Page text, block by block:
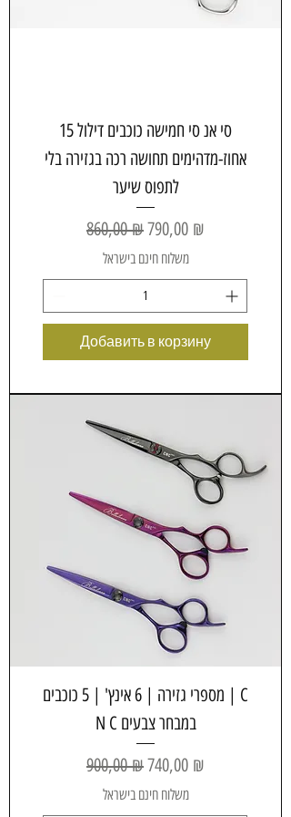
סי אנ סי חמישה כוכבים דילול 15
אחוז-מדהימים תחושה רכה בגזירה בלי
לתפוס שיער
Обычная цена
860,00 ₪Цена со скидкой
790,00 ₪
משלוח חינם בישראל
Добавить в корзину
מספרי גזירה | 6 אינץ' | 5 כוכבים | C
N C במבחר צבעים
Обычная цена
900,00 ₪Цена со скидкой
740,00 ₪
משלוח חינם בישראל